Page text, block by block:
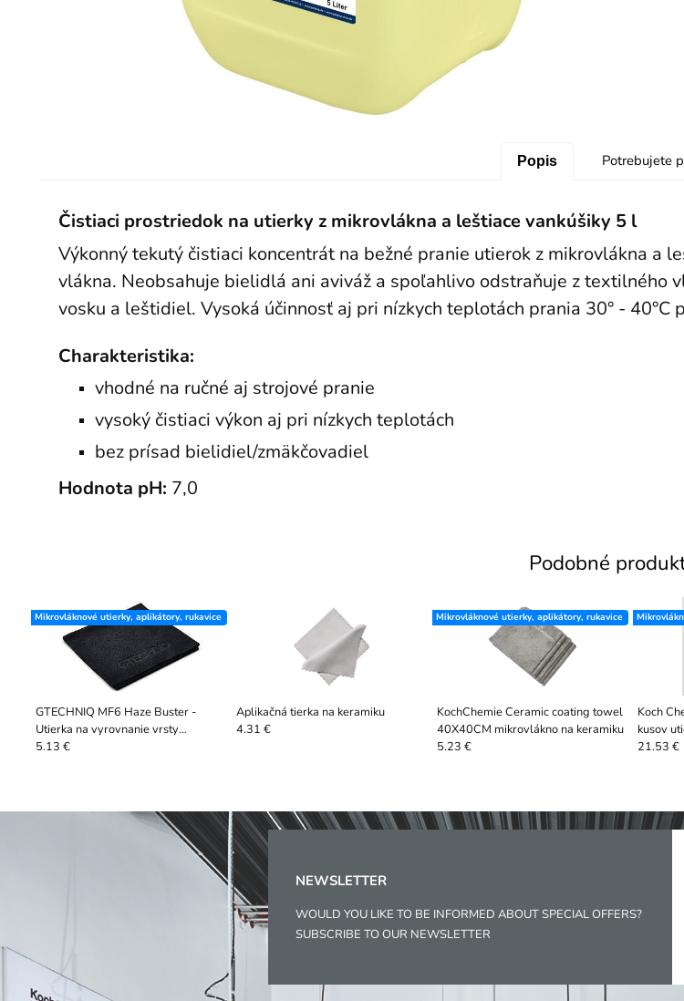
Popis Potrebujete
Čistiaci prostriedok na utierky z mikrovlákna a leštiace vankúšiky 5 l
Výkonný tekutý čistiaci koncentrát na bežné pranie utierok z mikrovlákna a
vlákna. Neobsahuje bielidlá ani aviváž a spoľahlivo odstraňuje z textilného
vosku a leštidiel. Vysoká účinnosť aj pri nízkych teplotách prania 30° -
Charakteristika:
vhodné na ručné aj strojové pranie
vysoký čistiaci výkon aj pri nízkych teplotách
bez prísad bielidiel/zmäkčovadiel
Hodnota pH: 7,0
Podobné
GTECHNIQ MF6 Haze Buster -
Utierka na vyrovnanie vrsty
keramiky
Mikrovláknové utierky, aplikátory, rukavice
5.13 €
Aplikačná tierka na keramiku
4.31 €
KochChemie Ceramic coating towel
40X40CM mikrovlákno na keramiku
Mikrovláknové utierky, aplikátory, rukavice
5.23 €
Koch
kusov
21.53 €
NEWSLETTER
WOULD YOU LIKE TO BE INFORMED ABOUT SPECIAL OFFERS?
SUBSCRIBE TO OUR NEWSLETTER